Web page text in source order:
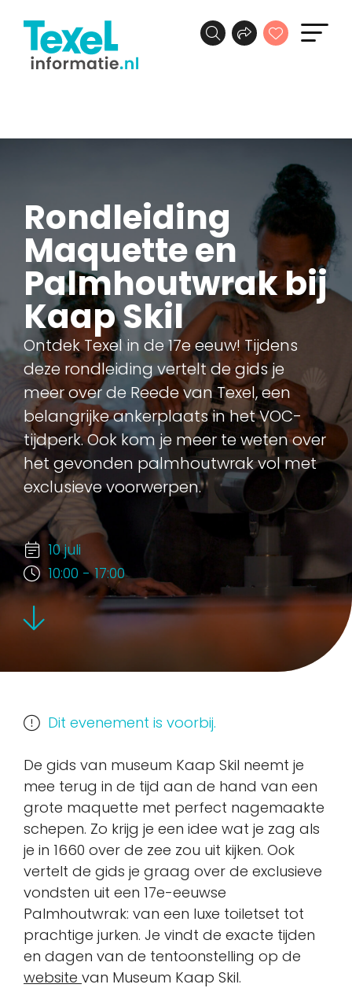
Rondleiding
Maquette en
Palmhoutwrak bij
Kaap Skil
Ontdek Texel in de 17e eeuw! Tijdens
deze rondleiding vertelt de gids je
meer over de Reede van Texel, een
belangrijke ankerplaats in het VOC-
tijdperk. Ook kom je meer te weten over
het gevonden palmhoutwrak vol met
exclusieve voorwerpen.
10 juli
10:00 - 17:00
Dit evenement is voorbij.
De gids van museum Kaap Skil neemt je
mee terug in de tijd aan de hand van een
grote maquette met perfect nagemaakte
schepen. Zo krijg je een idee wat je zag als
je in 1660 over de zee zou uit kijken. Ook
vertelt de gids je graag over de exclusieve
vondsten uit een 17e-eeuwse
Palmhoutwrak: van een luxe toiletset tot
prachtige jurken. Je vindt de exacte tijden
en dagen van de tentoonstelling op de
website van Museum Kaap Skil.